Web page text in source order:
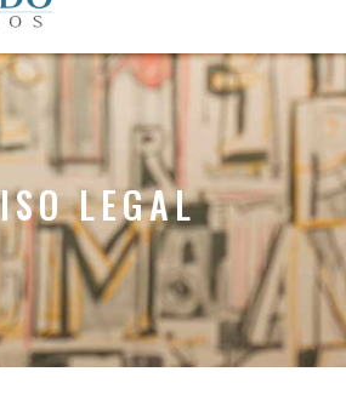
LEGAL